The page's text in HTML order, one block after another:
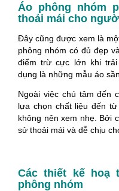
Áo phông nhóm
thoải mái cho
Đây cũng được xem là
phông nhóm có đủ đẹp
điểm trừ cực lớn khi
dụng là những mẫu áo
Ngoài việc chú tâm đến
lựa chọn chất liệu đến
không nên xem nhẹ. Bởi
sử thoải mái và dễ chịu
Các thiết kế hoạ
phông nhóm